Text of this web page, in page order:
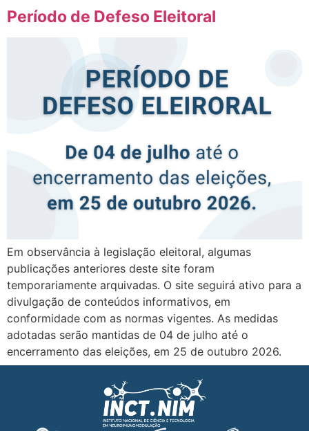
Período de Defeso Eleitoral
Em observância à legislação eleitoral, algumas
publicações anteriores deste site foram
temporariamente arquivadas. O site seguirá ativo para a
divulgação de conteúdos informativos, em
conformidade com as normas vigentes. As medidas
adotadas serão mantidas de 04 de julho até o
encerramento das eleições, em 25 de outubro 2026.